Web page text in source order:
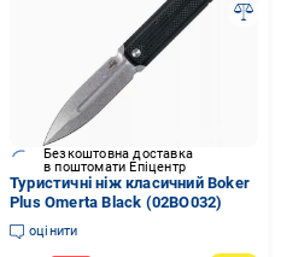
Безкоштовна доставка
в поштомати Епіцентр
Туристичні ніж класичний Boker
Plus Omerta Black (02BO032)
оцінити